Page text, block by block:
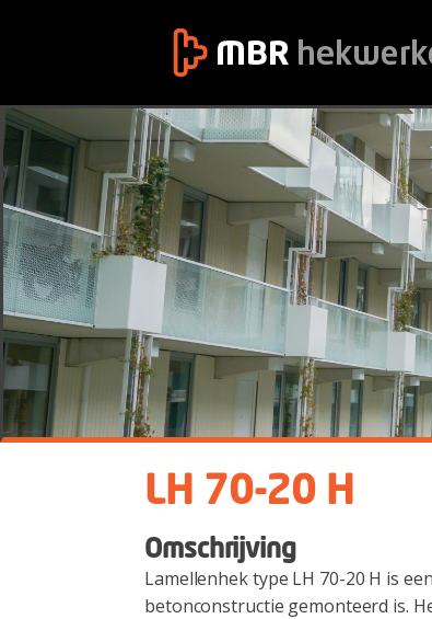
LH 70-20 H
Omschrijving
Lamellenhek type LH 70-20 H is
betonconstructie gemonteerd is.